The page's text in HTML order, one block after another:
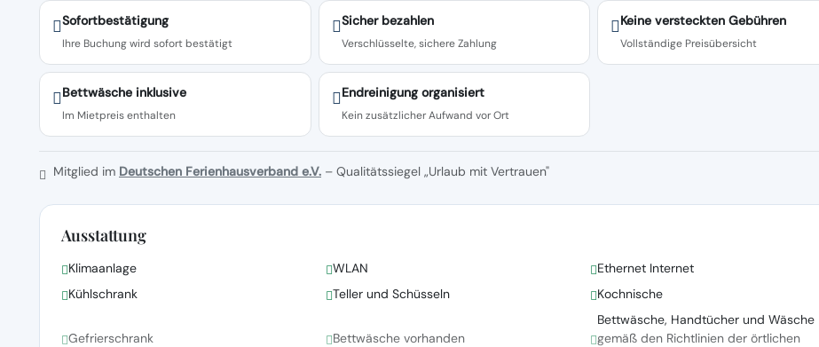
Sofortbestätigung
Ihre Buchung wird sofort bestätigt
Sicher bezahlen
Verschlüsselte, sichere Zahlung
Keine versteckten Gebühren
Vollständige Preisübersicht
Bettwäsche inklusive
Im Mietpreis enthalten
Endreinigung organisiert
Kein zusätzlicher Aufwand vor Ort
Mitglied im Deutschen Ferienhausverband e.V. – Qualitätssiegel „Urlaub mit Vertrauen"
Ausstattung
Klimaanlage WLAN
Ethernet Internet
Kühlschrank
Teller und Schüsseln Kochnische
Gefrierschrank Bettwäsche vorhanden
Bettwäsche, Handtücher und Wäsche
gemäß den Richtlinien der örtlichen